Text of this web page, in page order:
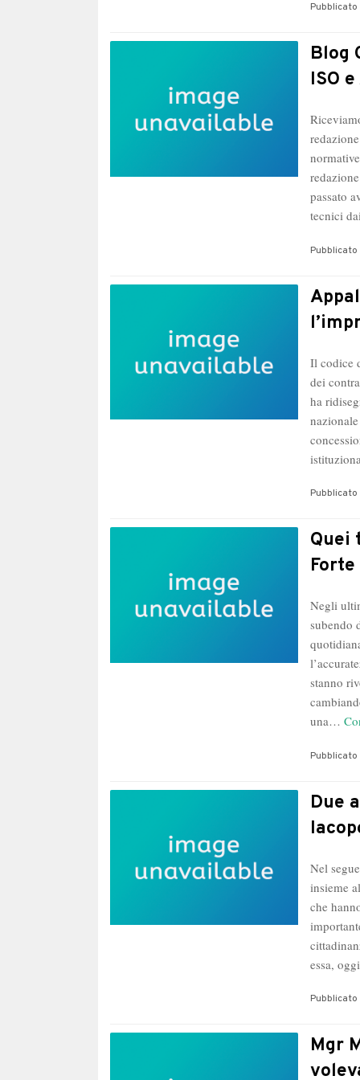
Pubblicato
Blog
ISO
passato
tecnici
Pubblicato
Il codice
dei
ha
Quei
Negli
subendo
stanno
una…
Due
Nel
insieme
che
essa,
Pubblicato
Mgr